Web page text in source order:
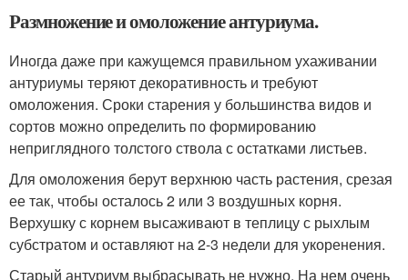
Размножение и омоложение антуриума.
Иногда даже при кажущемся правильном ухаживании
антуриумы теряют декоративность и требуют
омоложения. Сроки старения у большинства видов и
сортов можно определить по формированию
неприглядного толстого ствола с остатками листьев.
Для омоложения берут верхнюю часть растения, срезая
ее так, чтобы осталось 2 или 3 воздушных корня.
Верхушку с корнем высаживают в теплицу с рыхлым
субстратом и оставляют на 2-3 недели для укоренения.
Старый антуриум выбрасывать не нужно. На нем очень